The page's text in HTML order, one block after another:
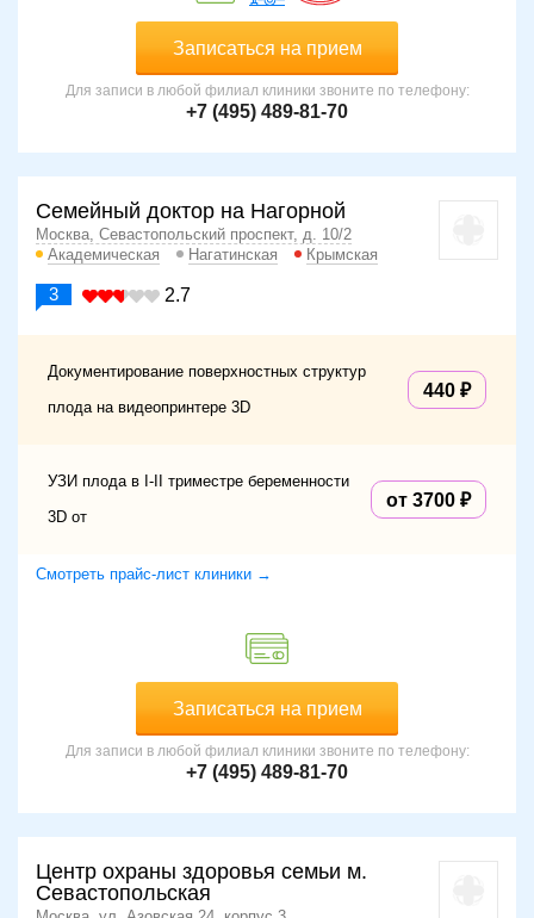
Записаться на прием
Для записи в любой филиал клиники звоните по телефону:
+7 (495) 489-81-70
Семейный доктор на Нагорной
Москва, Севастопольский проспект, д. 10/2
Академическая
Нагатинская Крымская
3 2.7
Документирование поверхностных структур
плода на видеопринтере 3D
440
УЗИ плода в I-II триместре беременности
3D от
от 3700
Смотреть прайс-лист клиники →
Записаться на прием
Для записи в любой филиал клиники звоните по телефону:
+7 (495) 489-81-70
Центр охраны здоровья семьи м.
Севастопольская